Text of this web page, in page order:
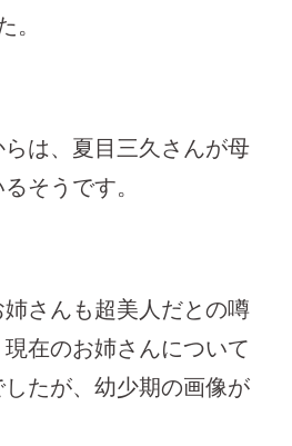
。
は、夏目三久さんが母
そうです。
さんも超美人だとの噂
在のお姉さんについて
たが、幼少期の画像が